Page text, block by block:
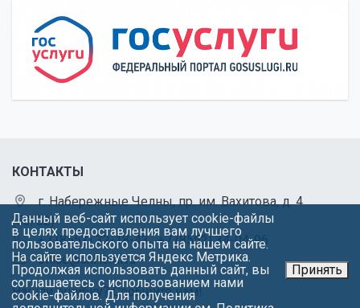
КОНТАКТЫ
г. Набережные Челны, пр. им. Вахитова, д. 4
(53/02)
+7 (8552) 32-18-43 ,+7 (8552) 34-04-96
office@chl.ieml.ru
Нашли ошибку? Сообщите нам!
Данный веб-сайт использует cookie-файлы
в целях предоставления вам лучшего
пользовательского опыта на нашем сайте.
На сайте используется Яндекс Метрика.
Продолжая использовать данный сайт, вы
соглашаетесь с использованием нами
cookie-файлов. Для получения
Принять